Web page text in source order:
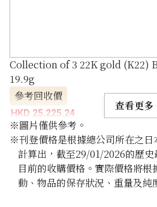
Collection of 3 22K gold (K22)
19.9g
參考回收價
HKD 25,225.24
查看更多
※圖片僅供參考。
※刊登價格是根據總公司所在之日
計算出，截至29/01/2026的歷
目前的收購價格。實際價格將根
動、物品的保存狀況、重量及純